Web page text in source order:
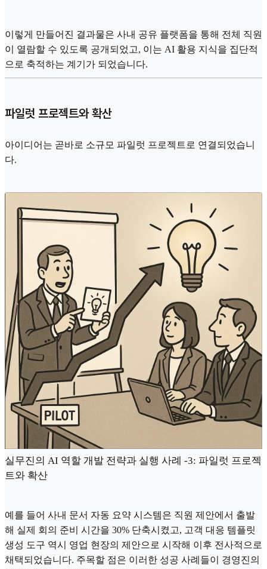
이렇게 만들어진 결과물은 사내 공유 플랫폼을 통해 전체 직원
이 열람할 수 있도록 공개되었고, 이는 AI 활용 지식을 집단적
으로 축적하는 계기가 되었습니다.
파일럿 프로젝트와 확산
아이디어는 곧바로 소규모 파일럿 프로젝트로 연결되었습니
다.
실무진의 AI 역할 개발 전략과 실행 사례 -3: 파일럿 프로젝
트와 확산
예를 들어 사내 문서 자동 요약 시스템은 직원 제안에서 출발
해 실제 회의 준비 시간을 30% 단축시켰고, 고객 대응 템플릿
생성 도구 역시 영업 현장의 제안으로 시작해 이후 전사적으로
채택되었습니다. 주목할 점은 이러한 성공 사례들이 경영진의